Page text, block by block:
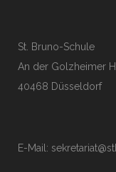
St. Bruno-Schule
An der Golzheimer
40468 Düsseldorf
E-Mail: